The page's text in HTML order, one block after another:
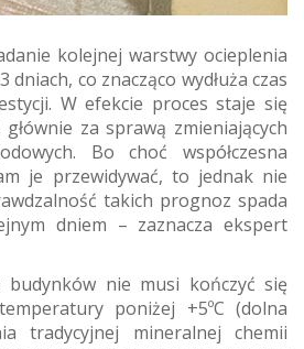
kolejnej warstwy ocieplenia
dniach, co znacząco wydłuża czas
W efekcie proces staje się
głównie za sprawą zmieniających
Bo choć współczesna
je przewidywać, to jednak nie
takich prognoz spada
dniem – zaznacza ekspert
budynków nie musi kończyć się
poniżej +5ºC (dolna
tradycyjnej mineralnej chemii